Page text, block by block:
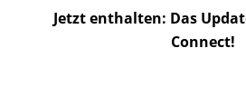
Jetzt enthalten: Das
Connect!